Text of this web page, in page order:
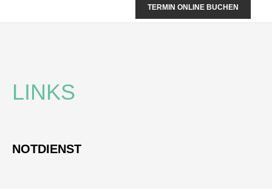
TERMIN ONLINE BUCHEN
LINKS
NOTDIENST